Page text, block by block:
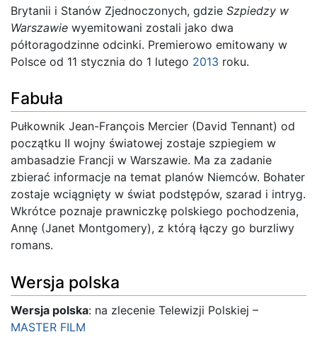
Brytanii i Stanów Zjednoczonych, gdzie Szpiedzy w
Warszawie wyemitowani zostali jako dwa
półtoragodzinne odcinki. Premierowo emitowany w
Polsce od 11 stycznia do 1 lutego 2013 roku.
Fabuła
Pułkownik Jean-François Mercier (David Tennant) od
początku II wojny światowej zostaje szpiegiem w
ambasadzie Francji w Warszawie. Ma za zadanie
zbierać informacje na temat planów Niemców. Bohater
zostaje wciągnięty w świat podstępów, szarad i intryg.
Wkrótce poznaje prawniczkę polskiego pochodzenia,
Annę (Janet Montgomery), z którą łączy go burzliwy
romans.
Wersja polska
Wersja polska: na zlecenie Telewizji Polskiej –
MASTER FILM